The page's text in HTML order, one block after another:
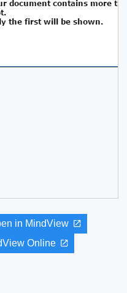
in MindView
Online